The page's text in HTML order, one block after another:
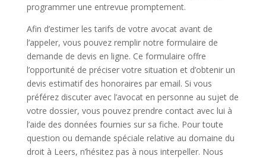
programmer une entrevue promptement.
Afin d’estimer les tarifs de votre avocat avant de
l’appeler, vous pouvez remplir notre formulaire de
demande de devis en ligne. Ce formulaire offre
l’opportunité de préciser votre situation et d’obtenir un
devis estimatif des honoraires par email. Si vous
préférez discuter avec l’avocat en personne au sujet de
votre dossier, vous pouvez prendre contact avec lui à
l’aide des données fournies sur sa fiche. Pour toute
question ou demande spéciale relative au domaine du
droit à Leers, n’hésitez pas à nous interpeller. Nous